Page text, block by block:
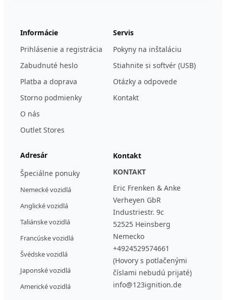
Informácie
Prihlásenie a registrácia
Zabudnuté heslo
Platba a doprava
Storno podmienky
O nás
Outlet Stores
Servis
Pokyny na inštaláciu
Stiahnite si softvér (USB)
Otázky a odpovede
Kontakt
Adresár
Špeciálne ponuky
Nemecké vozidlá
Anglické vozidlá
Taliánske vozidlá
Francúske vozidlá
Švédske vozidlá
Japonské vozidlá
Americké vozidlá
Kontakt
KONTAKT
Eric Frenken & Anke
Verheyen GbR
Industriestr. 9c
52525 Heinsberg
Nemecko
+4924529574661
(Hovory s potlačenými
číslami nebudú prijaté)
info@123ignition.de